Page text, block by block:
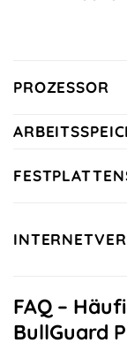
PROZESSOR
FAQ –
BullGuard